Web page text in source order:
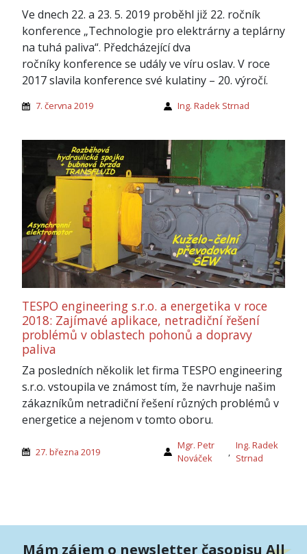
Ve dnech 22. a 23. 5. 2019 proběhl již 22. ročník
konference „Technologie pro elektrárny a teplárny
na tuhá paliva“. Předcházející dva
ročníky konference se udály ve víru oslav. V roce
2017 slavila konference své kulatiny – 20. výročí.
7. června 2019 Ing. Radek Strnad
TESPO engineering s.r.o. a energetika v roce
2018: Zajímavé aplikace, netradiční řešení
problémů v oblastech pohonů a dopravy
paliva
Za posledních několik let firma TESPO engineering
s.r.o. vstoupila ve známost tím, že navrhuje našim
zákazníkům netradiční řešení různých problémů v
energetice a nejenom v tomto oboru.
27. března 2019
Mgr. Petr
Nováček
Ing. Radek
Strnad
Mám zájem o newsletter časopisu All